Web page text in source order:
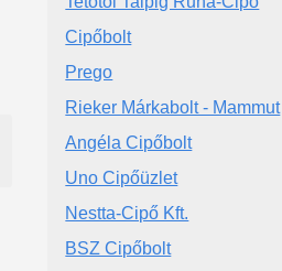
Cipőbolt
Prego
Rieker Márkabolt - Mammut
Angéla Cipőbolt
Uno Cipőüzlet
Nestta-Cipő Kft.
BSZ Cipőbolt